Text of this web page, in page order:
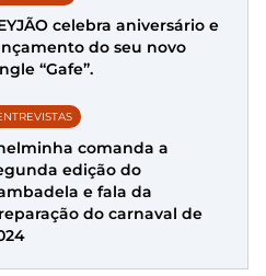
celebra aniversário e
do seu novo
“Gafe”.
comanda a
edição do
e fala da
do carnaval de